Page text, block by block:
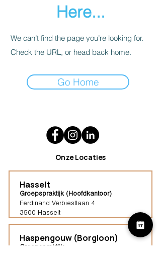
Here...
We can’t find the page you’re looking for.
Check the URL, or head back home.
Go Home
Onze Locaties
Hasselt
Groepspraktijk (Hoofdkantoor)
Ferdinand Verbiestlaan 4
3500 Hasselt
Haspengouw (Borgloon)